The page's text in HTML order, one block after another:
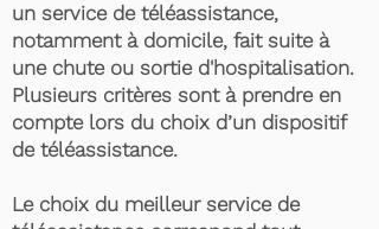
un service de téléassistance,
notamment à domicile, fait suite à
une chute ou sortie d'hospitalisation.
Plusieurs critères sont à prendre en
compte lors du choix d’un dispositif
de téléassistance.
Le choix du meilleur service de